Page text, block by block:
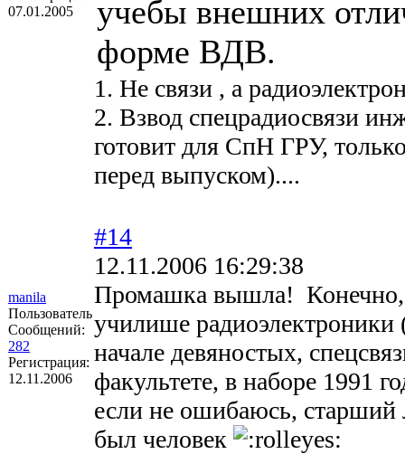
07.01.2005
учебы внешних
форме ВДВ.
1. Не связи , а
2. Взвод спецрадиосвязи
готовит для СпН ГРУ,
перед выпуском)....
manila
Пользователь
Сообщений:
282
Регистрация:
12.11.2006
#14
12.11.2006 16:29:38
Промашка вышла! Конечно,
училише
начале девяностых,
факультете, в наборе 1991
если не ошибаюсь,
был человек